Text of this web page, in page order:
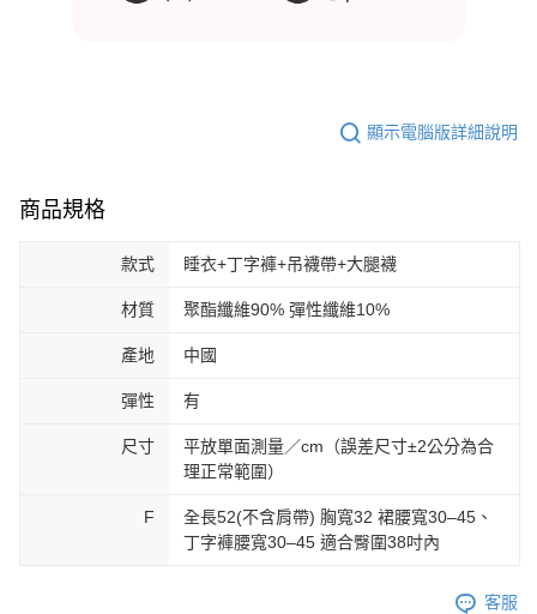
顯示電腦版詳細說明
商品規格
款式 睡衣+丁字褲+吊襪帶+大腿襪
材質 聚酯纖維90% 彈性纖維10%
產地 中國
彈性 有
尺寸
平放單面測量／cm（誤差尺寸±2公分為合
理正常範圍）
F
全長52(不含肩帶) 胸寬32 裙腰寬30–45、
丁字褲腰寬30–45 適合臀圍38吋內
客服